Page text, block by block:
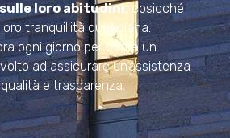
loro abitudini, cosicché
tranquillità quotidiana.
ogni giorno per offrire un
ad assicurare un’assistenza
e trasparenza.